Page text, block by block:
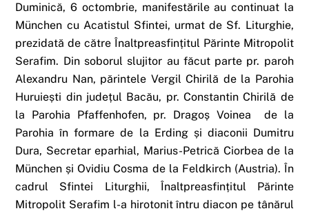
Duminică, 6 octombrie, manifestările au continuat la
München cu Acatistul Sfintei, urmat de Sf. Liturghie,
prezidată de către Înaltpreasfințitul Părinte Mitropolit
Serafim. Din soborul slujitor au făcut parte pr. paroh
Alexandru Nan, părintele Vergil Chirilă de la Parohia
Huruiești din județul Bacău, pr. Constantin Chirilă de
la Parohia Pfaffenhofen, pr. Dragoș Voinea de la
Parohia în formare de la Erding și diaconii Dumitru
Dura, Secretar eparhial, Marius-Petrică Ciorbea de la
München și Ovidiu Cosma de la Feldkirch (Austria). În
cadrul Sfintei Liturghii, Înaltpreasfințitul Părinte
Mitropolit Serafim l-a hirotonit întru diacon pe tânărul